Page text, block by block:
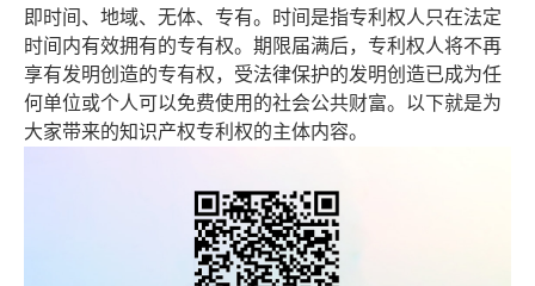
即时间、地域、无体、专有。时间是指专利权人只在法定
时间内有效拥有的专有权。期限届满后，专利权人将不再
享有发明创造的专有权，受法律保护的发明创造已成为任
何单位或个人可以免费使用的社会公共财富。以下就是为
大家带来的知识产权专利权的主体内容。